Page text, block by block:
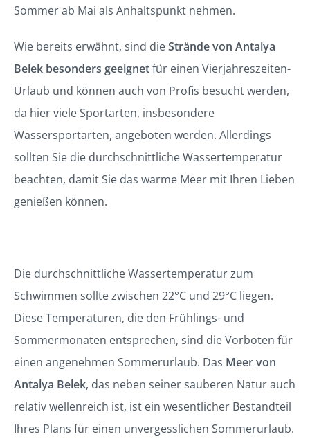
Sommer ab Mai als Anhaltspunkt nehmen.
Wie bereits erwähnt, sind dieStrände von Antalya
Belek besonders geeignetfür einen Vierjahreszeiten-
Urlaub und können auch von Profis besucht werden,
da hier viele Sportarten, insbesondere
Wassersportarten, angeboten werden. Allerdings
sollten Sie die durchschnittliche Wassertemperatur
beachten, damit Sie das warme Meer mit Ihren Lieben
genießen können.
Die durchschnittliche Wassertemperatur zum
Schwimmen sollte zwischen 22°C und 29°C liegen.
Diese Temperaturen, die den Frühlings- und
Sommermonaten entsprechen, sind die Vorboten für
einen angenehmen Sommerurlaub. Das Meer von
Antalya Belek, das neben seiner sauberen Natur auch
relativ wellenreich ist, ist ein wesentlicher Bestandteil
Ihres Plans für einen unvergesslichen Sommerurlaub.